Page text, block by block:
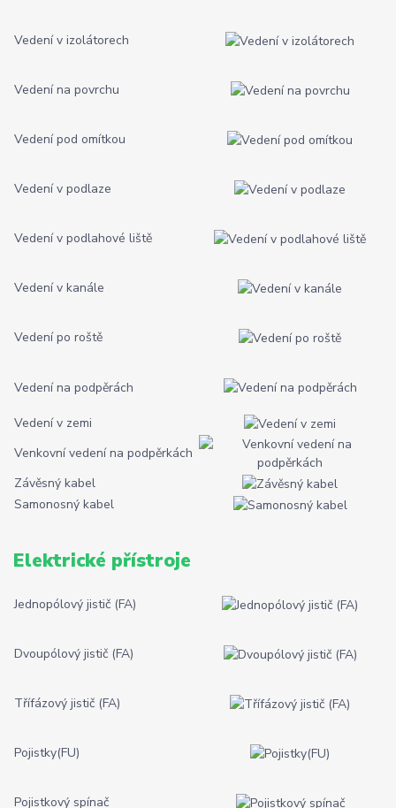
Vedení v izolátorech
Vedení na povrchu
Vedení pod omítkou
Vedení v podlaze
Vedení v podlahové liště
Vedení v kanále
Vedení po roště
Vedení na podpěrách
Vedení v zemi
Venkovní vedení na podpěrkách
Závěsný kabel
Samonosný kabel
Elektrické přístroje
Jednopólový jistič (FA)
Dvoupólový jistič (FA)
Třífázový jistič (FA)
Pojistky(FU)
Pojistkový spínač